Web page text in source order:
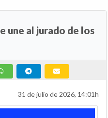
une al jurado de los
31 de julio de 2026, 14:01h